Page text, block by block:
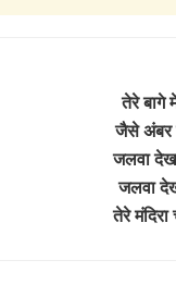
तेरे बागे
जैसे अंबर
जलवा
जलवा
तेरे